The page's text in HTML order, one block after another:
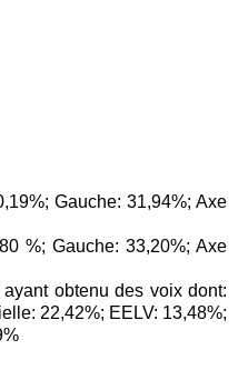
Gauche: 31,94%; Axe
%; Gauche: 33,20%; Axe
obtenu des voix dont:
22,42%; EELV: 13,48%;